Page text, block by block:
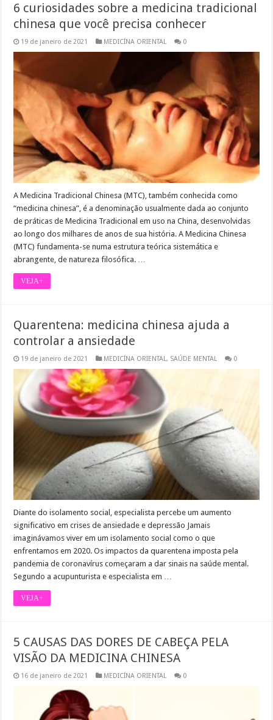
6 curiosidades sobre a medicina tradicional
chinesa que você precisa conhecer
19 de janeiro de 2021 MEDICÍNA ORIENTAL 0
A Medicina Tradicional Chinesa (MTC), também conhecida como
“medicina chinesa”, é a denominação usualmente dada ao conjunto
de práticas de Medicina Tradicional em uso na China, desenvolvidas
ao longo dos milhares de anos de sua história. A Medicina Chinesa
(MTC) fundamenta-se numa estrutura teórica sistemática e
abrangente, de natureza filosófica. …
VEJA+
Quarentena: medicina chinesa ajuda a
controlar a ansiedade
19 de janeiro de 2021 MEDICÍNA ORIENTAL, SAÚDE MENTAL 0
Diante do isolamento social, especialista percebe um aumento
significativo em crises de ansiedade e depressão Jamais
imaginávamos viver em um isolamento social como o que
enfrentamos em 2020. Os impactos da quarentena imposta pela
pandemia de coronavírus começaram a dar sinais na saúde mental.
Segundo a acupunturista e especialista em …
VEJA+
5 CAUSAS DAS DORES DE CABEÇA PELA
VISÃO DA MEDICINA CHINESA
16 de janeiro de 2021 MEDICÍNA ORIENTAL 0